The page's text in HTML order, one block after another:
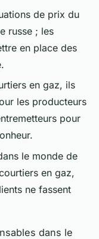
de prix du
russe ; les
en place des
en gaz, ils
les producteurs
pour
le monde de
en gaz,
ne fassent
dans le